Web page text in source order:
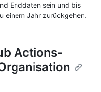
Enddaten sein und bis
einem Jahr zurückgehen.
Actions-